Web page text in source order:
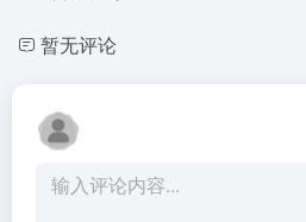
暂无评论